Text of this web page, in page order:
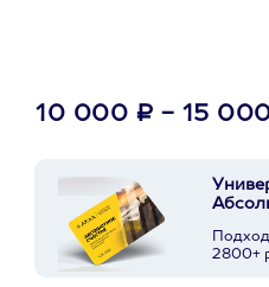
10 000 ₽ - 15
2800+